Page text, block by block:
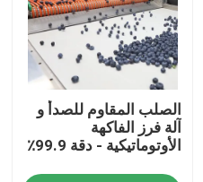
الصلب المقاوم للصدأ و
آلة فرز الفاكهة
الأوتوماتيكية - دقة 99.9٪